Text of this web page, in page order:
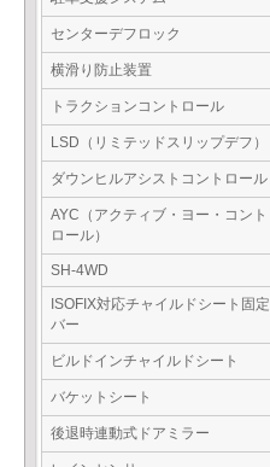
センターデフロック
横滑り防止装置
トラクションコントロール
LSD（リミテッドスリップデフ）
ダウンヒルアシストコントロール
AYC（アクティブ・ヨー・コント
ロール）
SH-4WD
ISOFIX対応チャイルドシート固定
バー
ビルドインチャイルドシート
バケットシート
後退時連動式ドアミラー